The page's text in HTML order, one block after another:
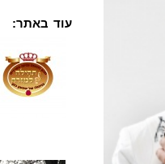
עוד באתר: